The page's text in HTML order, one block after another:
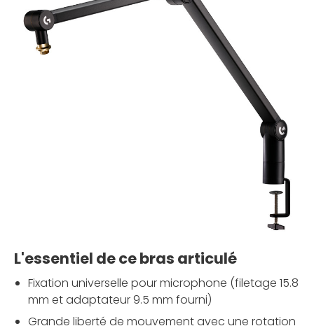
L'essentiel de ce bras articulé
Fixation universelle pour microphone (filetage 15.8
mm et adaptateur 9.5 mm fourni)
Grande liberté de mouvement avec une rotation